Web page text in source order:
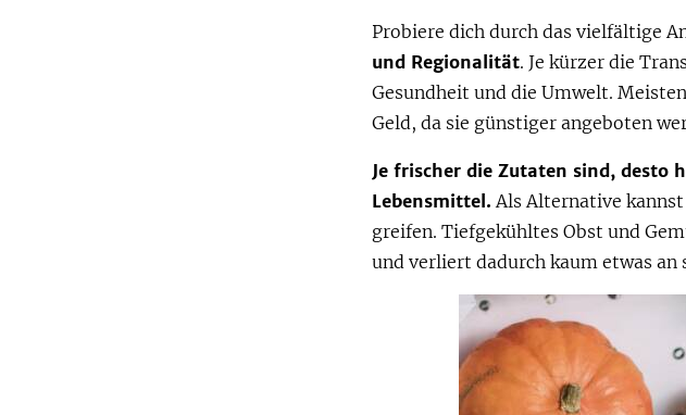
Probiere dich durch das vielfältige
und Regionalität. Je kürzer die
Gesundheit und die Umwelt.
Geld, da sie günstiger angeboten
Je frischer die Zutaten sind, desto
Lebensmittel. Als Alternative
greifen. Tiefgekühltes Obst und
und verliert dadurch kaum etwas